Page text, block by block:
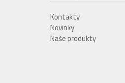
Kontakty
Novinky
Naše produkty